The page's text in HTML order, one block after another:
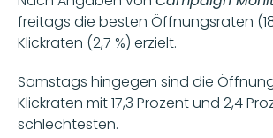
freitags die besten Öffnungsraten
Klickraten (2,7 %) erzielt.
Samstags hingegen sind die
Klickraten mit 17,3 Prozent und 2,4
schlechtesten.